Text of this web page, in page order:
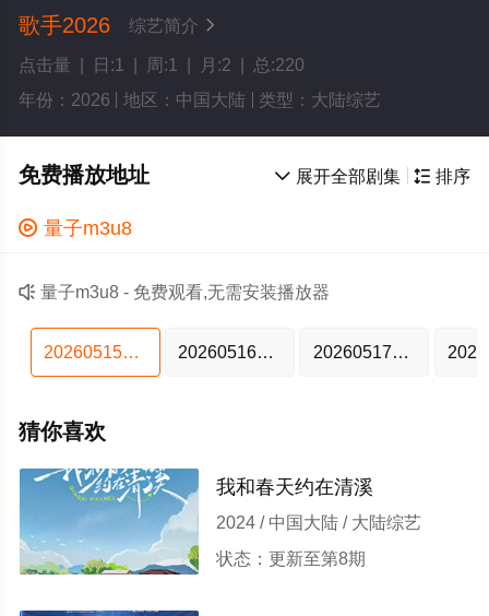
歌手2026 综艺简介 
点击量 | 日:1 | 周:1 | 月:2 | 总:220
年份：2026
地区：中国大陆 类型：大陆综艺
 排序
 展开全部剧集
免费播放地址
 量子m3u8
 量子m3u8 - 免费观看,无需安装播放器
20260515特别企划 20260516超前营业 20260517超前营业
猜你喜欢
我和春天约在清溪
2024 / 中国大陆 / 大陆综艺
状态：更新至第8期